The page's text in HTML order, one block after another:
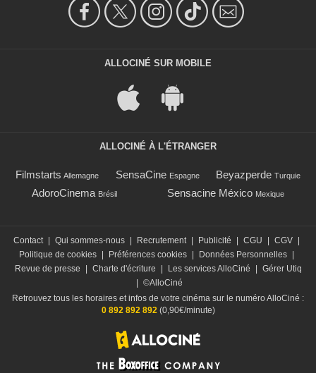
ALLOCINÉ SUR MOBILE
ALLOCINÉ À L'ÉTRANGER
Filmstarts Allemagne SensaCine Espagne Beyazperde Turquie
AdoroCinema Brésil Sensacine México Mexique
Contact Qui sommes-nous Recrutement Publicité CGU CGV
Politique de cookies
Préférences cookies Données Personnelles
Revue de presse
Charte d'écriture Les services AlloCiné
Gérer Utiq
©AlloCiné
Retrouvez tous les horaires et infos de votre cinéma sur le numéro AlloCiné :
0 892 892 892(0,90€/minute)